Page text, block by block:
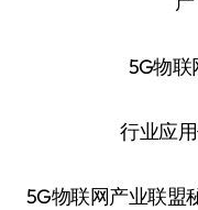
5G物联
行业应
5G物联网产业联盟